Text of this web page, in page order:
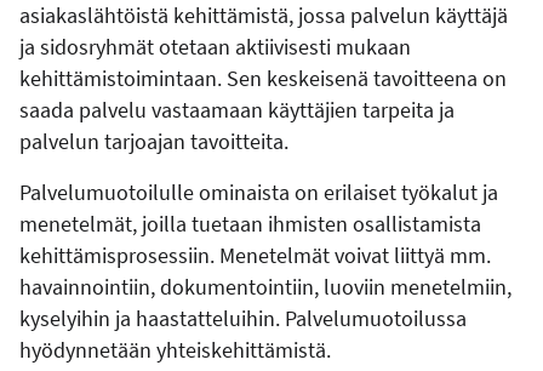
asiakaslähtöistä kehittämistä, jossa palvelun käyttäjä
ja sidosryhmät otetaan aktiivisesti mukaan
kehittämistoimintaan. Sen keskeisenä tavoitteena on
saada palvelu vastaamaan käyttäjien tarpeita ja
palvelun tarjoajan tavoitteita.
Palvelumuotoilulle ominaista on erilaiset työkalut ja
menetelmät, joilla tuetaan ihmisten osallistamista
kehittämisprosessiin. Menetelmät voivat liittyä mm.
havainnointiin, dokumentointiin, luoviin menetelmiin,
kyselyihin ja haastatteluihin. Palvelumuotoilussa
hyödynnetään yhteiskehittämistä.